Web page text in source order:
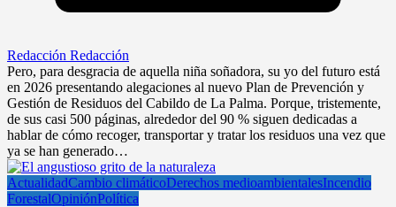
Redacción Redacción
Pero, para desgracia de aquella niña soñadora, su yo del futuro está
en 2026 presentando alegaciones al nuevo Plan de Prevención y
Gestión de Residuos del Cabildo de La Palma. Porque, tristemente,
de sus casi 500 páginas, alrededor del 90 % siguen dedicadas a
hablar de cómo recoger, transportar y tratar los residuos una vez que
ya se han generado…
ActualidadCambio climáticoDerechos medioambientalesIncendio
ForestalOpiniónPolítica